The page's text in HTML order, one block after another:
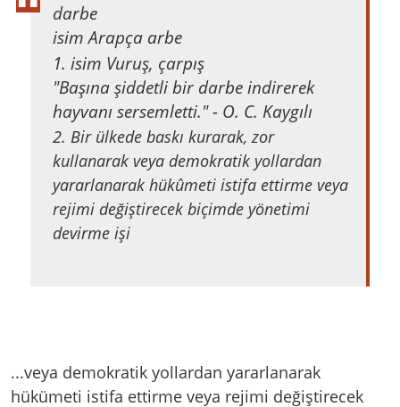
darbe
isim Arapça arbe
1. isim Vuruş, çarpış
"Başına şiddetli bir darbe indirerek
hayvanı sersemletti." - O. C. Kaygılı
2. Bir ülkede baskı kurarak, zor
kullanarak veya demokratik yollardan
yararlanarak hükûmeti istifa ettirme veya
rejimi değiştirecek biçimde yönetimi
devirme işi
...veya demokratik yollardan yararlanarak
hükümeti istifa ettirme veya rejimi değiştirecek